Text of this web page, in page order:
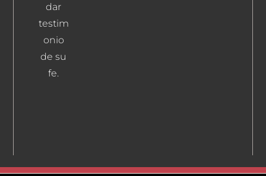
dar
testim
onio
de su
fe.